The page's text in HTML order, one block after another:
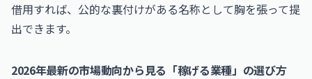
借用すれば、公的な裏付けがある名称として胸を張って提
出できます。
2026年最新の市場動向から見る「稼げる業種」の選び方